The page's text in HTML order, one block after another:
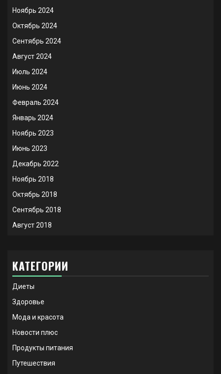
Ноябрь 2024
Октябрь 2024
Сентябрь 2024
Август 2024
Июль 2024
Июнь 2024
Февраль 2024
Январь 2024
Ноябрь 2023
Июнь 2023
Декабрь 2022
Ноябрь 2018
Октябрь 2018
Сентябрь 2018
Август 2018
КАТЕГОРИИ
Диеты
Здоровье
Мода и красота
Новости плюс
Продукты питания
Путешествия